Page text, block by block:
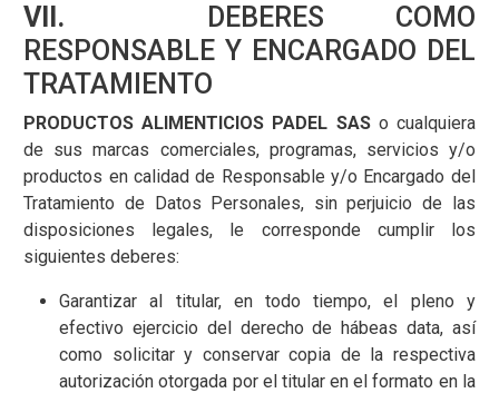
VII.
DEBERES COMO
RESPONSABLE Y ENCARGADO DEL
TRATAMIENTO
PRODUCTOS ALIMENTICIOS PADEL SAS o cualquiera
de sus marcas comerciales, programas, servicios y/o
productos en calidad de Responsable y/o Encargado del
Tratamiento de Datos Personales, sin perjuicio de las
disposiciones legales, le corresponde cumplir los
siguientes deberes:
Garantizar al titular, en todo tiempo, el pleno y
efectivo ejercicio del derecho de hábeas data, así
como solicitar y conservar copia de la respectiva
autorización otorgada por el titular en el formato en la